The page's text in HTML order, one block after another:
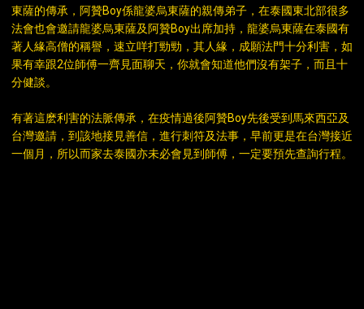
東薩的傳承，阿贊Boy係龍婆烏東薩的親傳弟子，在泰國東北部很多
法會也會邀請龍婆烏東薩及阿贊Boy出席加持，龍婆烏東薩在泰國有
著人緣高僧的稱譽，速立咩打勁勁，其人緣，成願法門十分利害，如
果有幸跟2位師傅一齊見面聊天，你就會知道他們沒有架子，而且十
分健談。
有著這麽利害的法脈傳承，在疫情過後阿贊Boy先後受到馬來西亞及
台灣邀請，到該地接見善信，進行刺符及法事，早前更是在台灣接近
一個月，所以而家去泰國亦未必會見到師傅，一定要預先查詢行程。